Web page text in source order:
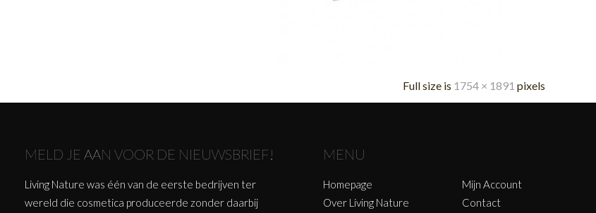
Full size is 1754 × 1891 pixels
MELD JE AAN VOOR DE NIEUWSBRIEF!
Living Nature was één van de eerste bedrijven ter
wereld die cosmetica produceerde zonder daarbij
MENU
Homepage
Over Living Nature
Mijn Account
Contact